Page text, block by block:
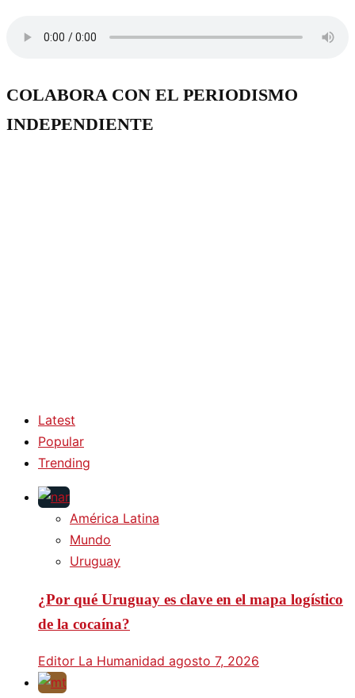
COLABORA CON EL PERIODISMO
INDEPENDIENTE
Latest
Popular
Trending
América Latina
Mundo
Uruguay
¿Por qué Uruguay es clave en el mapa logístico
de la cocaína?
Editor La Humanidad agosto 7, 2026